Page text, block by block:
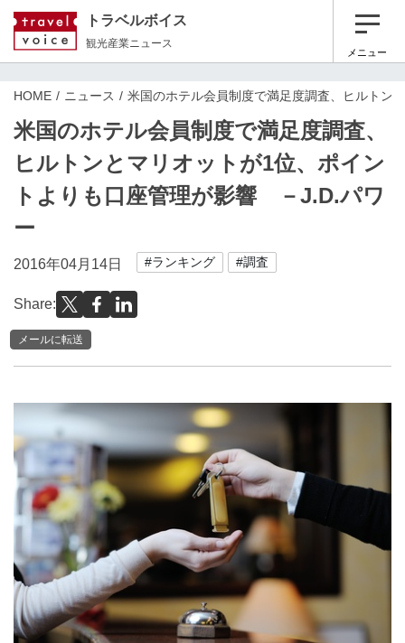
トラベルボイス
観光産業ニュース
メニュー
HOME ニュース 米国のホテル会員制度で満足度調査、ヒルト
米国のホテル会員制度で満足度調査、
ヒルトンとマリオットが1位、ポイン
トよりも口座管理が影響 －J.D.パワ
ー
2016年04月14日 #ランキング #調査
Share:
メールに転送